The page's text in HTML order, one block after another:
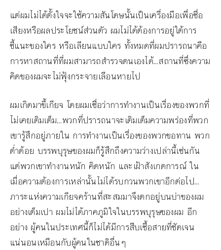
แต่ผมไม่ได้ตั้งใจจะใช้ความสันโดษนั้นเป็นเครื่องมือเพื่อชื่อ
เสียงหรือผลประโยชน์ส่วนตัว ผมไม่ได้ต้องการอยู่ใต้การ
ชี้แนะของใคร หรือเลียนแบบใคร ทั้งหมดที่ผมปรารถนาคือ
การหาสถานที่ที่ผมสามารถสำรวจตนเองได้…สถานที่ซึ่งความ
คิดของผมจะไม่ฟุ้งกระจายเลือนหายไป
ผมเกิดมาขี้เกียจ โดยผมเชื่อว่าการทำงานเป็นเรื่องของพวกที่
ไม่เคยเติมเต็ม…พวกที่ปรารถนาจะเติมเต็มความพร่องที่พวก
เขารู้สึกอยู่ภายใน การทำงานเป็นเรื่องของพวกขอทาน พวก
ต่ำต้อย บรรพบุรุษของผมก็รู้สึกถึงความว่างเปล่านี้เช่นกัน
แต่พวกเขาทำงานหนัก คิดหนัก และเฝ้าสังเกตการณ์ ใน
เมื่อความต้องการเหล่านั้นไม่ได้รบกวนพวกเขาอีกต่อไป…
ภาระแห่งความเกียจคร้านที่สะสมมาจึงตกอยู่บนบ่าของผม
อย่างเต็มเปา ผมไม่ได้ภาคภูมิใจในบรรพบุรุษของผม อีก
อย่าง ผู้คนในประเทศนี้ก็ไม่ได้มีการสืบเชื้อสายที่ชัดเจน
แน่นอนเหมือนกับผู้คนในชาติอื่นๆ